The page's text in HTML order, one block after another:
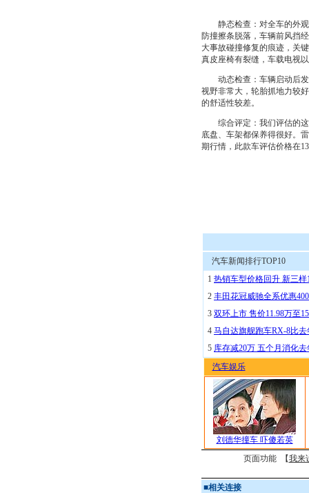
静态检查：对全车的外观
防撞擦条脱落，车辆前风挡
大事故碰撞修复的痕迹，关
真皮座椅有裂缝，车载电视
动态检查：车辆启动后发
视野非常大，轮胎抓地力较
的舒适性较差。
综合评定：我们评估的这
底盘、车架都保养得很好。
期行情，此款车评估价格在
汽车新闻排行TOP10
1 热销车型价格回升 新三样
2 丰田花冠威驰全系优惠
3 双环上市 售价11.98万至
4 马自达旗舰跑车RX-8比去
5 库存减20万 五个月消化
汽车娱乐
刘德华撞车 吓傻若英
页面功能 【我来
■相关连接